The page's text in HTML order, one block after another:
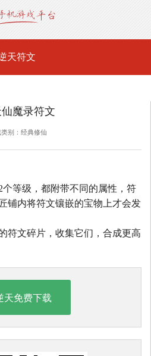
天符文
魔录符文
别：经典修仙
等级，都附带不同的属性，符
铺内将符文镶嵌的宝物上才会发
符文碎片，收集它们，合成更高
天免费下载